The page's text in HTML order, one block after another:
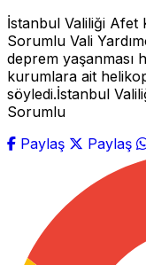
İstanbul Valiliği Afet
Sorumlu Vali
deprem yaşanması
kurumlara ait
söyledi.İstanbul
Sorumlu
Paylaş
Paylaş